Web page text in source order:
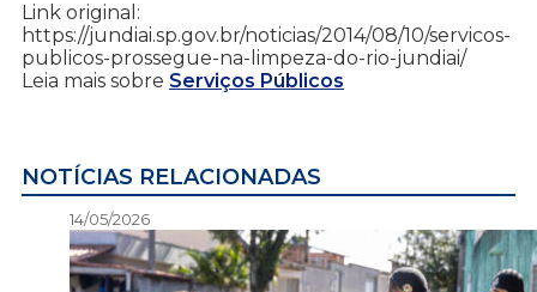
Link original:
https://jundiai.sp.gov.br/noticias/2014/08/10/servicos-
publicos-prossegue-na-limpeza-do-rio-jundiai/
Leia mais sobre Serviços Públicos
NOTÍCIAS RELACIONADAS
14/05/2026